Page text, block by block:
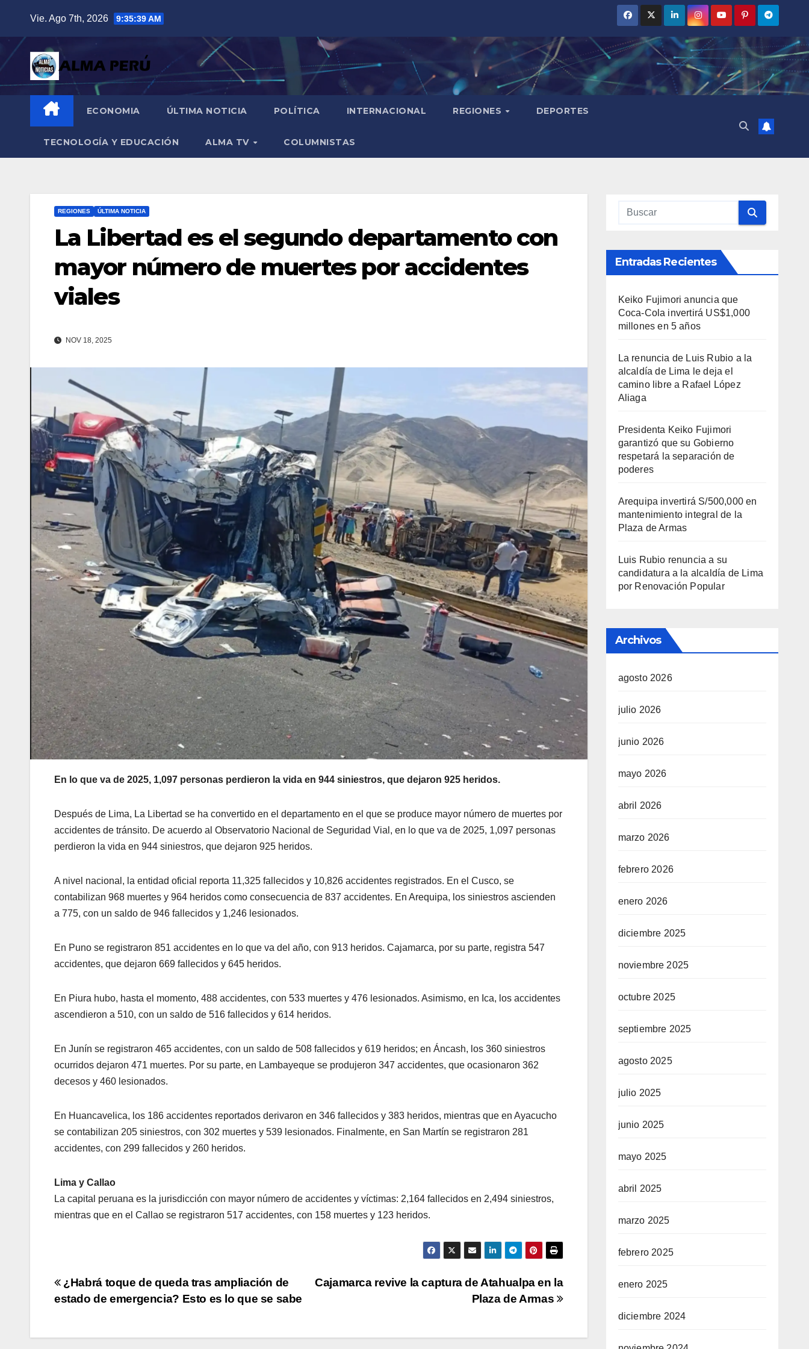
contenido
Vie. Ago 7th, 2026 9:35:40 AM
ECONOMIA ÚLTIMA NOTICIA POLÍTICA INTERNACIONAL REGIONES DEPORTES
TECNOLOGÍA Y EDUCACIÓN ALMA TV COLUMNISTAS
REGIONES ÚLTIMA NOTICIA
La Libertad es el segundo departamento con
mayor número de muertes por accidentes
viales
NOV 18, 2025
En lo que va de 2025, 1,097 personas perdieron la vida en 944 siniestros, que dejaron 925 heridos.
Después de Lima, La Libertad se ha convertido en el departamento en el que se produce mayor número de muertes por
accidentes de tránsito. De acuerdo al Observatorio Nacional de Seguridad Vial, en lo que va de 2025, 1,097 personas
perdieron la vida en 944 siniestros, que dejaron 925 heridos.
A nivel nacional, la entidad oficial reporta 11,325 fallecidos y 10,826 accidentes registrados. En el Cusco, se
contabilizan 968 muertes y 964 heridos como consecuencia de 837 accidentes. En Arequipa, los siniestros ascienden
a 775, con un saldo de 946 fallecidos y 1,246 lesionados.
En Puno se registraron 851 accidentes en lo que va del año, con 913 heridos. Cajamarca, por su parte, registra 547
accidentes, que dejaron 669 fallecidos y 645 heridos.
En Piura hubo, hasta el momento, 488 accidentes, con 533 muertes y 476 lesionados. Asimismo, en Ica, los accidentes
ascendieron a 510, con un saldo de 516 fallecidos y 614 heridos.
En Junín se registraron 465 accidentes, con un saldo de 508 fallecidos y 619 heridos; en Áncash, los 360 siniestros
ocurridos dejaron 471 muertes. Por su parte, en Lambayeque se produjeron 347 accidentes, que ocasionaron 362
decesos y 460 lesionados.
En Huancavelica, los 186 accidentes reportados derivaron en 346 fallecidos y 383 heridos, mientras que en Ayacucho
se contabilizan 205 siniestros, con 302 muertes y 539 lesionados. Finalmente, en San Martín se registraron 281
accidentes, con 299 fallecidos y 260 heridos.
Lima y Callao
La capital peruana es la jurisdicción con mayor número de accidentes y víctimas: 2,164 fallecidos en 2,494 siniestros,
mientras que en el Callao se registraron 517 accidentes, con 158 muertes y 123 heridos.
Navegación
entradas
Cajamarca revive la captura de Atahualpa en la
Plaza de Armas
¿Habrá toque de queda tras ampliación de
estado de emergencia? Esto es lo que se sabe
Entradas Recientes
Keiko Fujimori anuncia que
Coca-Cola invertirá US$1,000
millones en 5 años
La renuncia de Luis Rubio a la
alcaldía de Lima le deja el
camino libre a Rafael López
Aliaga
Presidenta Keiko Fujimori
garantizó que su Gobierno
respetará la separación de
poderes
Arequipa invertirá S/500,000 en
mantenimiento integral de la
Plaza de Armas
Luis Rubio renuncia a su
candidatura a la alcaldía de Lima
por Renovación Popular
Archivos
agosto 2026
julio 2026
junio 2026
mayo 2026
abril 2026
marzo 2026
febrero 2026
enero 2026
diciembre 2025
noviembre 2025
octubre 2025
septiembre 2025
agosto 2025
julio 2025
junio 2025
mayo 2025
abril 2025
marzo 2025
febrero 2025
enero 2025
diciembre 2024